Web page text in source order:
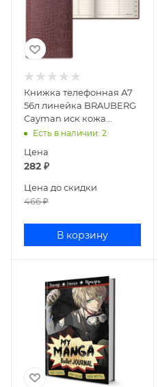
Книжка телефонная А7
56л линейка BRAUBERG
Cayman иск кожа
коричневая 125135
Есть в наличии: 2
Цена
282 ₽
Цена до скидки
466₽
В корзину